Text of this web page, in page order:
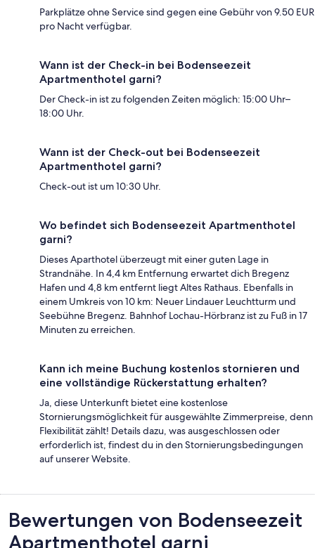
Parkplätze ohne Service sind gegen eine Gebühr von 9.50 EUR
pro Nacht verfügbar.
Wann ist der Check-in bei Bodenseezeit
Apartmenthotel garni?
Der Check-in ist zu folgenden Zeiten möglich: 15:00 Uhr–
18:00 Uhr.
Wann ist der Check-out bei Bodenseezeit
Apartmenthotel garni?
Check-out ist um 10:30 Uhr.
Wo befindet sich Bodenseezeit Apartmenthotel
garni?
Dieses Aparthotel überzeugt mit einer guten Lage in
Strandnähe. In 4,4 km Entfernung erwartet dich Bregenz
Hafen und 4,8 km entfernt liegt Altes Rathaus. Ebenfalls in
einem Umkreis von 10 km: Neuer Lindauer Leuchtturm und
Seebühne Bregenz. Bahnhof Lochau-Hörbranz ist zu Fuß in 17
Minuten zu erreichen.
Kann ich meine Buchung kostenlos stornieren und
eine vollständige Rückerstattung erhalten?
Ja, diese Unterkunft bietet eine kostenlose
Stornierungsmöglichkeit für ausgewählte Zimmerpreise, denn
Flexibilität zählt! Details dazu, was ausgeschlossen oder
erforderlich ist, findest du in den Stornierungsbedingungen
auf unserer Website.
Bewertungen
Bewertungen von Bodenseezeit
Apartmenthotel garni